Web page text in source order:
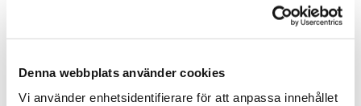
Denna webbplats använder cookies
Vi använder enhetsidentifierare för att anpassa innehållet
Gravsten 49